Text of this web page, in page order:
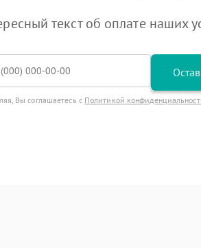
текст об оплате наших
Вы соглашаетесь с Политикой